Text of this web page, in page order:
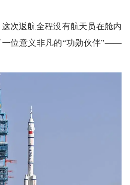
返航全程没有航天员在舱内
一位意义非凡的“功勋伙伴”——